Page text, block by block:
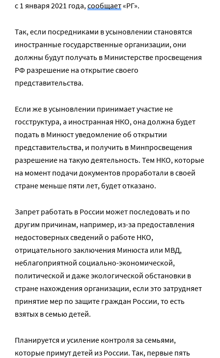
с 1 января 2021 года,сообщает«РГ».
Так, если посредниками в усыновлении становятся
иностранные государственные организации, они
должны будут получать в Министерстве просвещения
РФ разрешение на открытие своего
представительства.
Если же в усыновлении принимает участие не
госструктура, а иностранная НКО, она должна будет
подать в Минюст уведомление об открытии
представительства, и получить в Минпросвещения
разрешение на такую деятельность. Тем НКО, которые
на момент подачи документов проработали в своей
стране меньше пяти лет, будет отказано.
Запрет работать в России может последовать и по
другим причинам, например, из-за предоставления
недостоверных сведений о работе НКО,
отрицательного заключения Минюста или МВД,
неблагоприятной социально-экономической,
политической и даже экологической обстановки в
стране нахождения организации, если это затрудняет
принятие мер по защите граждан России, то есть
взятых в семью детей.
Планируется и усиление контроля за семьями,
которые примут детей из России. Так, первые пять